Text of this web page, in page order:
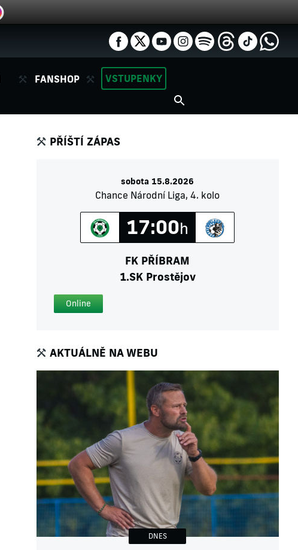
FANSHOP VSTUPENKY
PŘÍŠTÍ ZÁPAS
sobota 15.8.2026
Chance Národní Liga, 4. kolo
17:00h
FK PŘÍBRAM
1.SK Prostějov
Online
AKTUÁLNĚ NA WEBU
DNES